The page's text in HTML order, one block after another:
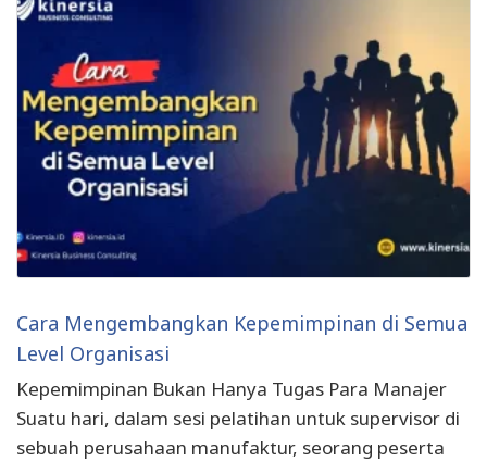
Cara Mengembangkan Kepemimpinan di Semua
Level Organisasi
Kepemimpinan Bukan Hanya Tugas Para Manajer
Suatu hari, dalam sesi pelatihan untuk supervisor di
sebuah perusahaan manufaktur, seorang peserta